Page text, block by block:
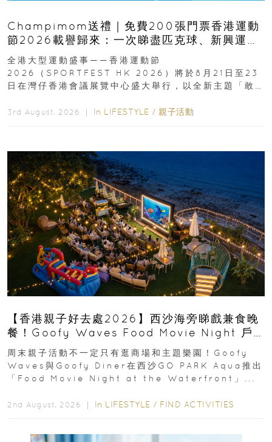
Champimom送禮｜免費200張門票香港運動
節2026載譽歸來：一次睇盡匹克球、新興運
動、街舞比賽＋逾百運動品牌展覽
全港大型運動盛事——香港運動節
2026（SPORTFEST HK 2026）將於8月21日至23
日在灣仔香港會議展覽中心盛大舉行，以全新主題「敢
3rd August, 2026 ｜ In LIFESTYLE / 親子活動
【香港親子好去處2026】西沙海旁睇戲兼食晚
餐！Goofy Waves Food Movie Night 戶
外影院逢週末登場
周末親子活動不一定只有逛商場和主題樂園！Goofy
Waves與Goofy Diner在西沙GO PARK Aqua推出
「Food Movie Night at the Waterfront」...
2nd August, 2026 ｜ In LIFESTYLE / FIND ACTIVITIES